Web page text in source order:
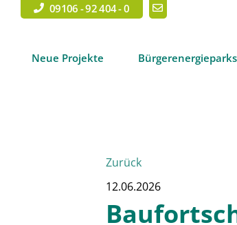
09106 - 92 404 - 0
Neue Projekte Bürgerenergieparks
Zurück
12.06.2026